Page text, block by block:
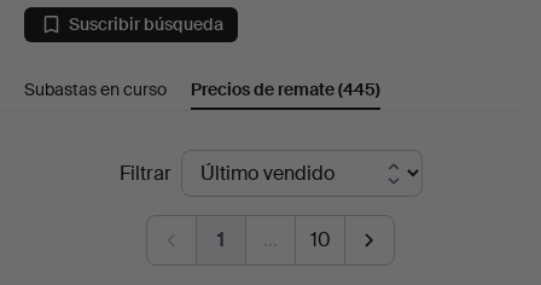
accesorios
Kalmar
Auktionsverk
Suscribir búsqueda
Subastas en curso Precios de remate(445)
Filtrar
1 … 10